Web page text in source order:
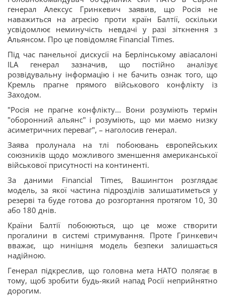
генерал Алексус Гринкевич заявив, що Росія не
наважиться на агресію проти країн Балтії, оскільки
усвідомлює неминучість невдачі у разі зіткнення з
Альянсом. Про це повідомляє Financial Times.
Під час панельної дискусії на Берлінському авіасалоні
ILA генерал зазначив, що постійно аналізує
розвідувальну інформацію і не бачить ознак того, що
Кремль прагне прямого військового конфлікту із
Заходом.
"Росія не прагне конфлікту... Вони розуміють термін
"оборонний альянс" і розуміють, що ми маємо низку
асиметричних переваг", – наголосив генерал.
Заява пролунала на тлі побоювань європейських
союзників щодо можливого зменшення американської
військової присутності на континенті.
За даними Financial Times, Вашингтон розглядає
модель, за якої частина підрозділів залишатиметься у
резерві та буде готова до розгортання протягом 10, 30
або 180 днів.
Країни Балтії побоюються, що це може створити
прогалини в системі стримування. Проте Гринкевич
вважає, що нинішня модель безпеки залишається
надійною.
Генерал підкреслив, що головна мета НАТО полягає в
тому, щоб зробити будь-який напад Росії неприйнятно
дорогим.